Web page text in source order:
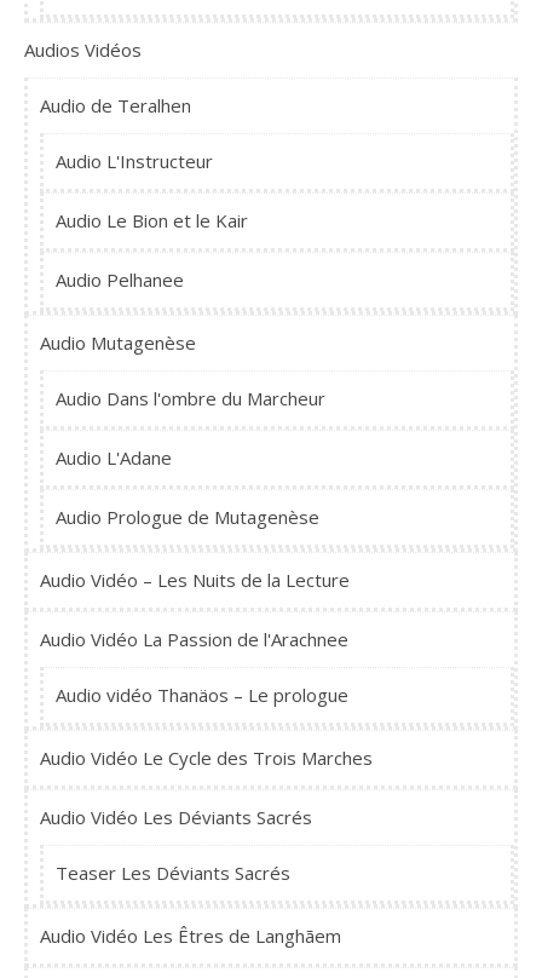
Audios Vidéos
Audio de Teralhen
Audio L'Instructeur
Audio Le Bion et le Kair
Audio Pelhanee
Audio Mutagenèse
Audio Dans l'ombre du Marcheur
Audio L'Adane
Audio Prologue de Mutagenèse
Audio Vidéo – Les Nuits de la Lecture
Audio Vidéo La Passion de l'Arachnee
Audio vidéo Thanäos – Le prologue
Audio Vidéo Le Cycle des Trois Marches
Audio Vidéo Les Déviants Sacrés
Teaser Les Déviants Sacrés
Audio Vidéo Les Êtres de Langhãem